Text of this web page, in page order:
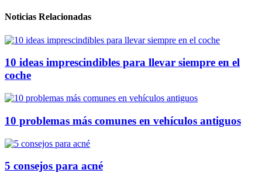
Noticias Relacionadas
10 ideas imprescindibles para llevar siempre en el
coche
10 problemas más comunes en vehículos antiguos
5 consejos para acné